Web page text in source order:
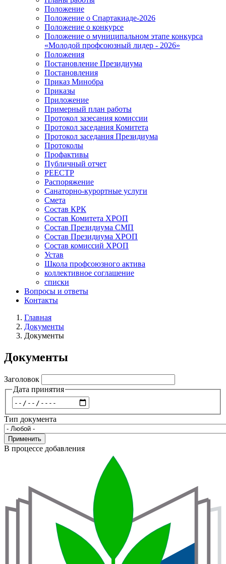
Положение
Положение о Спартакиаде-2026
Положение о конкурсе
Положение о муниципальном этапе конкурса
«Молодой профсоюзный лидер - 2026»
Положения
Постановление Президиума
Постановления
Приказ Минобра
Приказы
Приложение
Примерный план работы
Протокол зазесания комиссии
Протокол заседания Комитета
Протокол заседания Президиума
Протоколы
Профактивы
Публичный отчет
РЕЕСТР
Распоряжение
Санаторно-курортные услуги
Смета
Состав КРК
Состав Комитета ХРОП
Состав Президиума СМП
Состав Президиума ХРОП
Состав комиссий ХРОП
Устав
Школа профсоюзного актива
коллективное соглашение
списки
Вопросы и ответы
Контакты
Строка
навигации
Главная
Документы
Документы
Документы
Заголовок
Дата принятия
Дата
Тип документа
Применить
В процессе добавления